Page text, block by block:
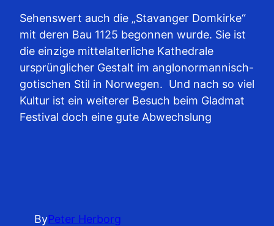
Sehenswert auch die „Stavanger Domkirke“
mit deren Bau 1125 begonnen wurde. Sie ist
die einzige mittelalterliche Kathedrale
ursprünglicher Gestalt im anglonormannisch-
gotischen Stil in Norwegen. Und nach so viel
Kultur ist ein weiterer Besuch beim Gladmat
Festival doch eine gute Abwechslung
ByPeter Herborg